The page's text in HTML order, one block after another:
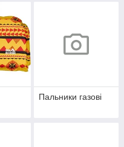
Пальники газові